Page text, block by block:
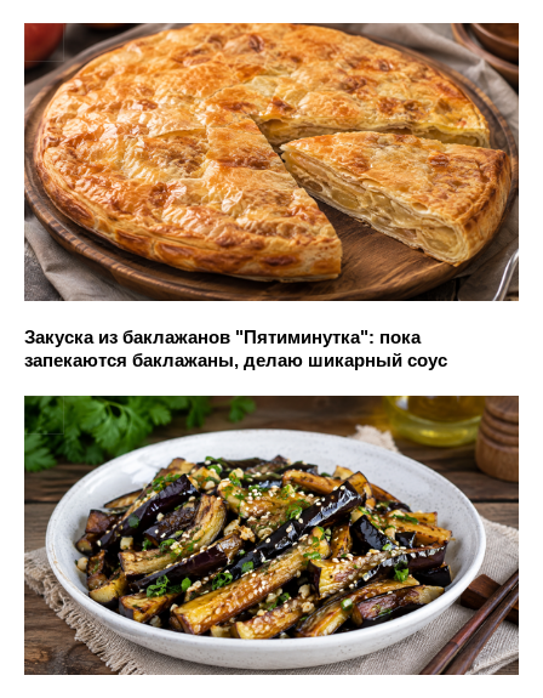
Закуска из баклажанов "Пятиминутка": пока
запекаются баклажаны, делаю шикарный соус